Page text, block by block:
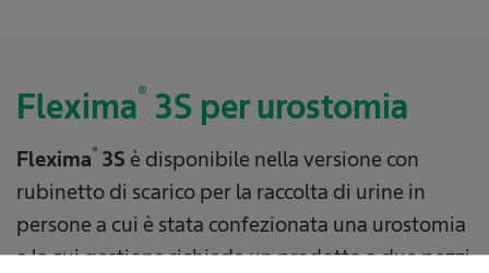
Flexima® 3S per urostomia
Flexima® 3S è disponibile nella versione con
rubinetto di scarico per la raccolta di urine in
persone a cui è stata confezionata una urostomia
e la cui gestione richiede un prodotto a due pezzi